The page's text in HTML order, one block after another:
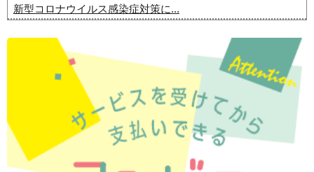
新型コロナウイルス感染症対策に...